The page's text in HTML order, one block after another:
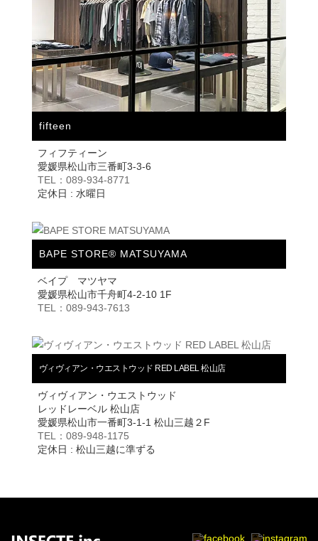
fifteen
フィフティーン
愛媛県松山市三番町3-3-6
TEL：089-934-8771
定休日 : 水曜日
BAPE STORE® MATSUYAMA
ベイプ マツヤマ
愛媛県松山市千舟町4-2-10 1F
TEL：089-943-7613
ヴィヴィアン・ウエストウッド RED LABEL 松山店
ヴィヴィアン・ウエストウッド
レッドレーベル 松山店
愛媛県松山市一番町3-1-1 松山三越２F
TEL：089-948-1175
定休日 : 松山三越に準ずる